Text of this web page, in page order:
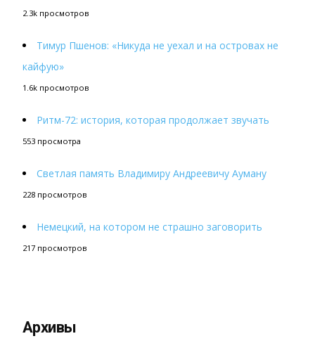
2.3k просмотров
Тимур Пшенов: «Никуда не уехал и на островах не
кайфую»
1.6k просмотров
Ритм-72: история, которая продолжает звучать
553 просмотра
Светлая память Владимиру Андреевичу Ауману
228 просмотров
Немецкий, на котором не страшно заговорить
217 просмотров
Архивы